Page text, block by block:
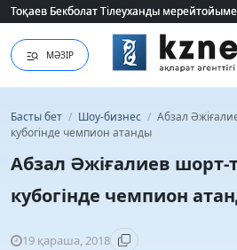
Тоқаев Бекболат Тілеуханды
Тоқаев Бекболат Тілеуханды
МӘЗІР
Басты бет / Шоу-бизнес / Абзал
кубогінде чемпион атанды
Абзал Әжіғалиев шорт-
кубогінде чемпион
19 қараша, 2018